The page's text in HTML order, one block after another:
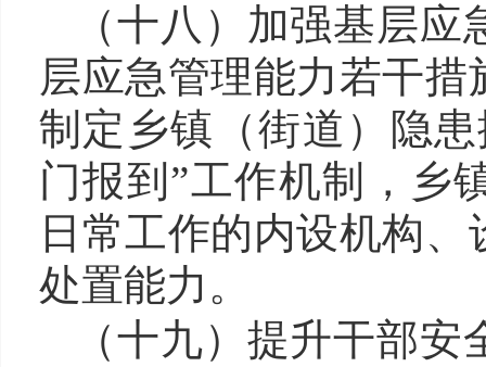
（十八） 加强基层应
层应急管理能力若干
制定乡镇（街道）隐
门报到”工作机制，乡
日常工作的内设机构
处置能力。
（十九） 提升干部安